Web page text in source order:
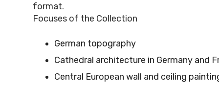
format.
Focuses of the Collection
German topography
Cathedral architecture in Germany and
Central European wall and ceiling